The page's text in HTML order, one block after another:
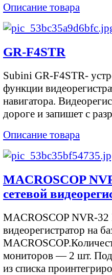
Описание товара
GR-F4STR
Subini GR-F4STR-
функции
навигатора.
дороге и запишет с
Описание товара
MACROSCOP
сетевой
MACROSCOP NVR-32
видеорегистратор на
мониторов — 2 шт.
из списка